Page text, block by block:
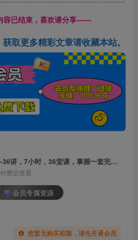
容已结束，喜欢请分享------
取更多精彩文章请收藏本站。
（9525期）超级爆品-36讲，7小时，36堂课，掌握一套完整的爆品打造及引爆方法
费后查看
会员专属资源
您暂无购买权限，请先开通会员